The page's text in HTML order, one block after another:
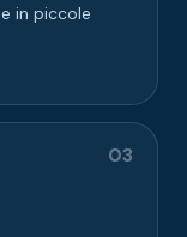
in piccole
03